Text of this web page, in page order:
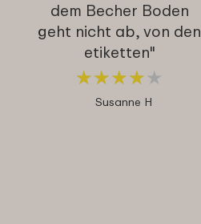
dem Becher Boden
geht nicht ab, von den
etiketten"
★★★★ ★
★★★★ ★
Susanne H